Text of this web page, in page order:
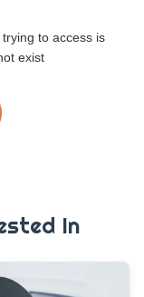
to access is
exist.
In